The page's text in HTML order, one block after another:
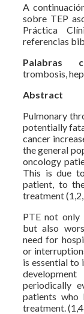
A
sobre TEP
Práctica
referencias
Palabras
trombosis,
Abstract
Pulmonary
potentially
cancer
the general
oncology
This is due
patient, to
treatment
PTE not only
but also
need for
or
is essential
periodically
patients who
treatment.